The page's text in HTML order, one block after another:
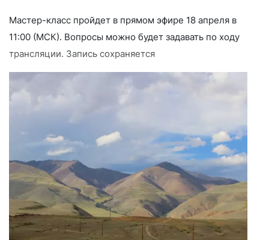
Мастер-класс пройдет в прямом эфире 18 апреля в
11:00 (МСК). Вопросы можно будет задавать по ходу
трансляции. Запись сохраняется